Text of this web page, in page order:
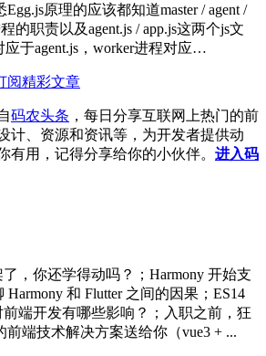
原理的应该都知道master / agent /
的职责以及agent.js / app.js这两个js文
应于agent.js，worker进程对应…
阅精彩文章
码农头条 ，每日分享互联网上热门的前
计、资源和资讯等，为开发者提供动
有用，记得分享给你的小伙伴。 进入码
，你还学得动吗？；Harmony 开始支
Harmony 和 Flutter 之间的因果；ES14
端开发有哪些影响？；入职之前，狂
前端技术解决方案送给你（vue3 + ...